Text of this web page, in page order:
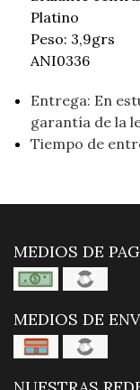
Platino
Peso: 3,9grs
ANI0336
Entrega: En
garantía de la
Tiempo de
MEDIOS DE
MEDIOS DE